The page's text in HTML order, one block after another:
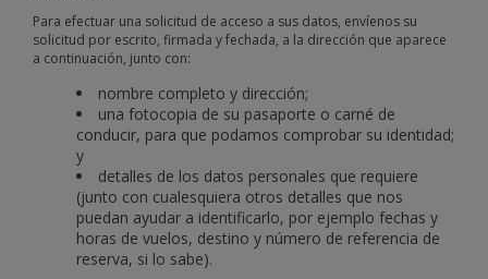
Para efectuar una solicitud de acceso a sus datos, envíenos su
solicitud por escrito, firmada y fechada, a la dirección que aparece
a continuación, junto con:
nombre completo y dirección;
una fotocopia de su pasaporte o carné de
conducir, para que podamos comprobar su identidad;
y
detalles de los datos personales que requiere
(junto con cualesquiera otros detalles que nos
puedan ayudar a identificarlo, por ejemplo fechas y
horas de vuelos, destino y número de referencia de
reserva, si lo sabe).